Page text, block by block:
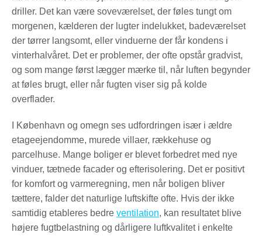
driller. Det kan være soveværelset, der føles tungt om
morgenen, kælderen der lugter indelukket, badeværelset
der tørrer langsomt, eller vinduerne der får kondens i
vinterhalvåret. Det er problemer, der ofte opstår gradvist,
og som mange først lægger mærke til, når luften begynder
at føles brugt, eller når fugten viser sig på kolde
overflader.
I København og omegn ses udfordringen især i ældre
etageejendomme, murede villaer, rækkehuse og
parcelhuse. Mange boliger er blevet forbedret med nye
vinduer, tætnede facader og efterisolering. Det er positivt
for komfort og varmeregning, men når boligen bliver
tættere, falder det naturlige luftskifte ofte. Hvis der ikke
samtidig etableres bedre ventilation, kan resultatet blive
højere fugtbelastning og dårligere luftkvalitet i enkelte